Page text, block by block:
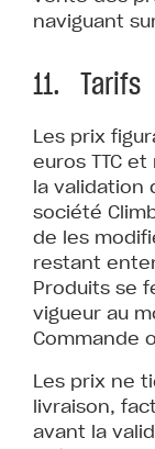
naviguant
11. Tarifs
Les prix
euros TTC
la validation
société
de les
restant
Produits se
vigueur au
Commande
Les prix ne
livraison,
avant la